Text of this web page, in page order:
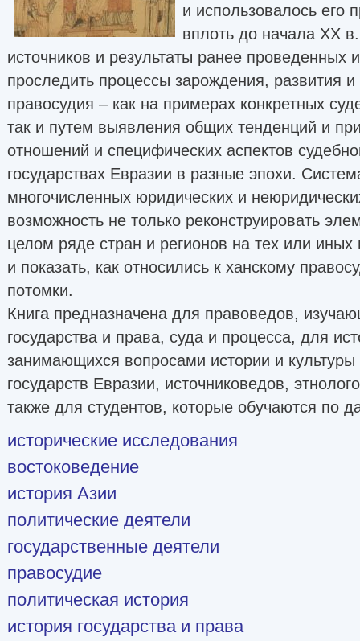
и использовалось его
вплоть до начала XX
источников и результаты ранее проведенных
проследить процессы зарождения, развития и
правосудия – как на примерах конкретных
так и путем выявления общих тенденций и
отношений и специфических аспектов
государствах Евразии в разные эпохи.
многочисленных юридических и
возможность не только реконструировать
целом ряде стран и регионов на тех или иных
и показать, как относились к ханскому
потомки.
Книга предназначена для правоведов,
государства и права, суда и процесса, для
занимающихся вопросами истории и
государств Евразии, источниковедов,
также для студентов, которые обучаются по
исторические исследования
востоковедение
история Азии
политические деятели
государственные деятели
правосудие
политическая история
история государства и права